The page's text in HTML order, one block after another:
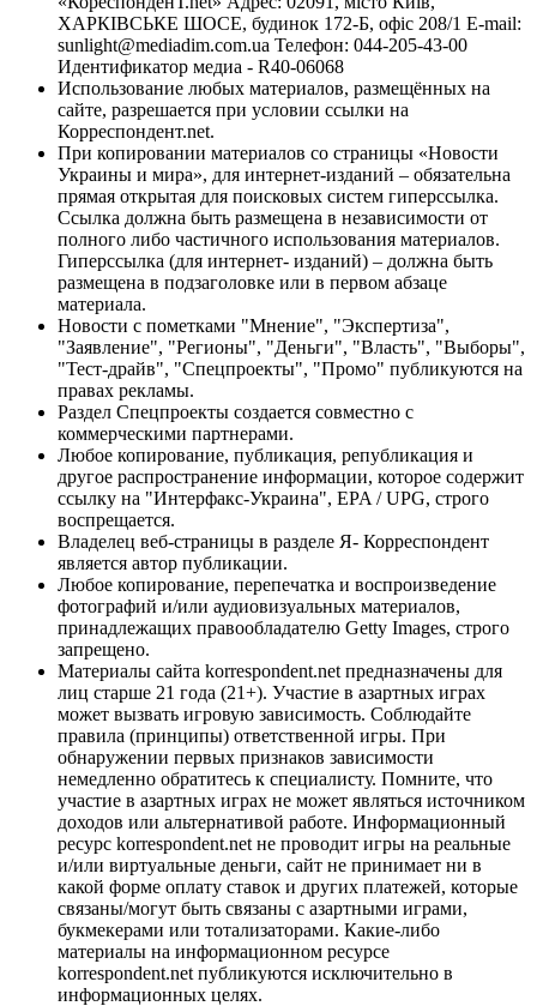
ХАРКІВСЬКЕ ШОСЕ, будинок 172-Б, офіс 208/1 E-mail:
sunlight@mediadim.com.ua Телефон: 044-205-43-00
Идентификатор медиа - R40-06068
Использование любых материалов, размещённых на
сайте, разрешается при условии ссылки на
Корреспондент.net.
При копировании материалов со страницы «Новости
Украины и мира», для интернет-изданий – обязательна
прямая открытая для поисковых систем гиперссылка.
Ссылка должна быть размещена в независимости от
полного либо частичного использования материалов.
Гиперссылка (для интернет- изданий) – должна быть
размещена в подзаголовке или в первом абзаце
материала.
Новости с пометками "Мнение", "Экспертиза",
"Заявление", "Регионы", "Деньги", "Власть", "Выборы",
"Тест-драйв", "Спецпроекты", "Промо" публикуются на
правах рекламы.
Раздел Спецпроекты создается совместно с
коммерческими партнерами.
Любое копирование, публикация, републикация и
другое распространение информации, которое содержит
ссылку на "Интерфакс-Украина", EPA / UPG, строго
воспрещается.
Владелец веб-страницы в разделе Я- Корреспондент
является автор публикации.
Любое копирование, перепечатка и воспроизведение
фотографий и/или аудиовизуальных материалов,
принадлежащих правообладателю Getty Images, строго
запрещено.
Материалы сайта korrespondent.net предназначены для
лиц старше 21 года (21+). Участие в азартных играх
может вызвать игровую зависимость. Соблюдайте
правила (принципы) ответственной игры. При
обнаружении первых признаков зависимости
немедленно обратитесь к специалисту. Помните, что
участие в азартных играх не может являться источником
доходов или альтернативой работе. Информационный
ресурс korrespondent.net не проводит игры на реальные
и/или виртуальные деньги, сайт не принимает ни в
какой форме оплату ставок и других платежей, которые
связаны/могут быть связаны с азартными играми,
букмекерами или тотализаторами. Какие-либо
материалы на информационном ресурсе
korrespondent.net публикуются исключительно в
информационных целях.